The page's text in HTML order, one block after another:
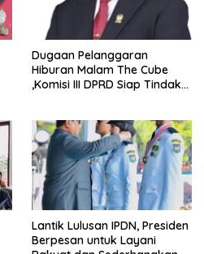
Dugaan Pelanggaran
Hiburan Malam The Cube
,Komisi III DPRD Siap Tindak
Lantik Lulusan IPDN, Presiden
Berpesan untuk Layani